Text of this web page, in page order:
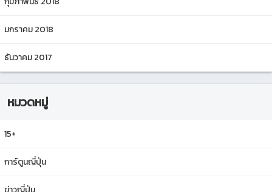
มกราคม 2018
ธันวาคม 2017
หมวดหมู่
15+
การ์ตูนญี่ปุ่น